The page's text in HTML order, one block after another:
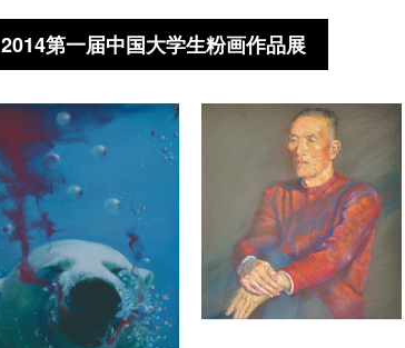
2014第一届中国大学生粉画作品展